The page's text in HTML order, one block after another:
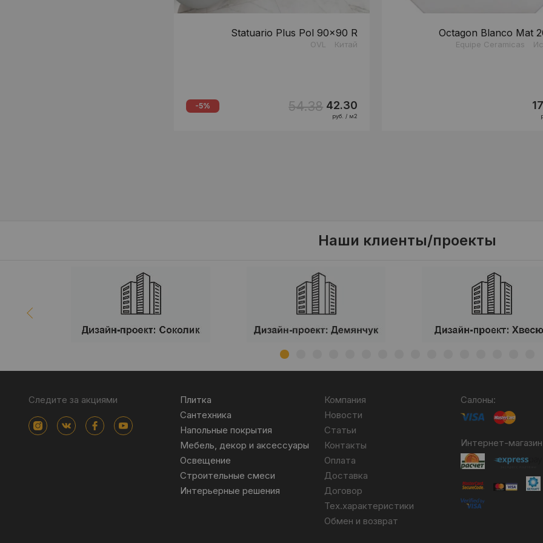
Statuario Plus Pol 90x90 R
OVL Китай
-5% 54.38 42.30
руб. / м2
Octagon Blanco Mat
Equipe Ceramicas
Наши клиенты/проекты
Следите за акциями
Плитка
Сантехника
Напольные покрытия
Мебель, декор и аксессуары
Освещение
Строительные смеси
Интерьерные решения
Компания
Новости
Статьи
Контакты
Оплата
Доставка
Договор
Тех.характеристики
Обмен и возврат
Салоны:
Интернет-